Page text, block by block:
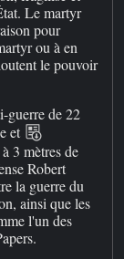
Le martyr
pour
ou à en
le pouvoir
guerre de 22
et
3 mètres de
Robert
la guerre du
ainsi que les
l'un des